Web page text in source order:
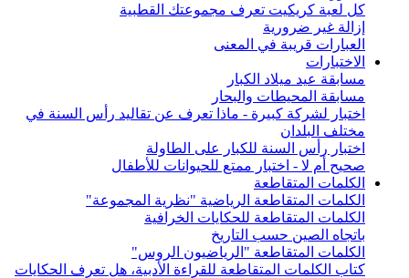
كل لعبة كريكيت تعرف مجموعتك القطبية
إزالة غير ضرورية
العبارات قريبة في المعنى
الاختبارات
مسابقة عيد ميلاد الكبار
مسابقة المحيطات والبحار
اختبار لشركة كبيرة - ماذا تعرف عن تقاليد رأس السنة في
مختلف البلدان
اختبار رأس السنة للكبار على الطاولة
صحيح أم لا - اختبار ممتع للحيوانات للأطفال
الكلمات المتقاطعة
الكلمات المتقاطعة الرياضية "نظرية المجموعة"
الكلمات المتقاطعة للحكايات الخرافية
باتجاه الصين حسب التاريخ
الكلمات المتقاطعة "الرياضيون الروس"
كتاب الكلمات المتقاطعة للقراءة الأدبية، هل تعرف الحكايات